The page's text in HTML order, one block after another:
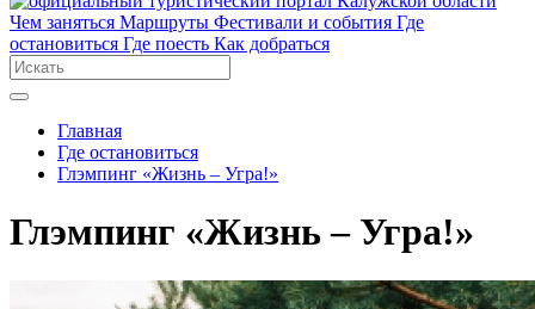
Чем заняться Маршруты Фестивали и события Где
остановиться Где поесть Как добраться
Главная
Где остановиться
Глэмпинг «Жизнь – Угра!»
Глэмпинг «Жизнь – Угра!»